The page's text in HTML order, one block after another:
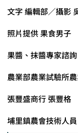
文字 編輯部／攝影
照片提供 果食男子
果醬、抹醬專家諮詢
農業部農業試驗所
張豐盛商行 張豐格
埔里鎮農會技術人